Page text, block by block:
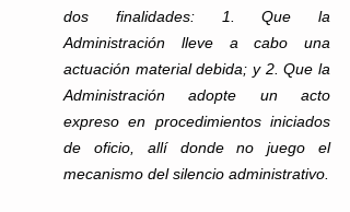
dos finalidades: 1. Que la
Administración lleve a cabo una
actuación material debida; y 2. Que la
Administración adopte un acto
expreso en procedimientos iniciados
de oficio, allí donde no juego el
mecanismo del silencio administrativo.